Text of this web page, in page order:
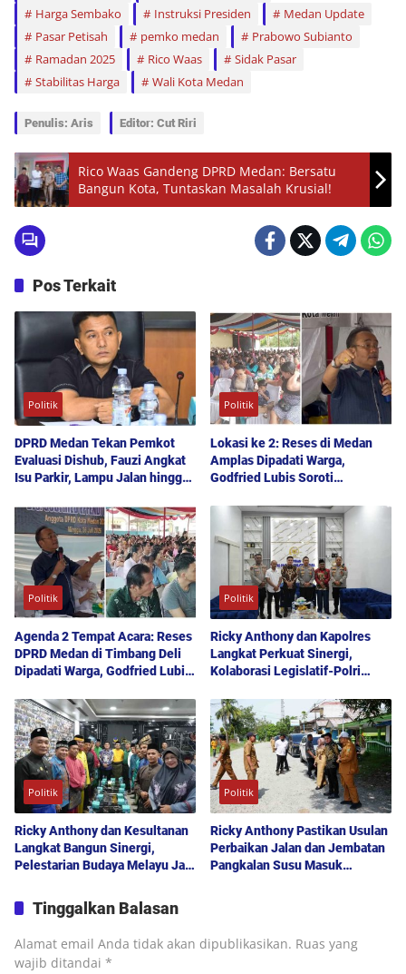
Harga Sembako
Instruksi Presiden
Medan Update
Pasar Petisah
pemko medan
Prabowo Subianto
Ramadan 2025
Rico Waas
Sidak Pasar
Stabilitas Harga
Wali Kota Medan
Penulis: Aris Editor: Cut Riri
Rico Waas Gandeng DPRD Medan: Bersatu
Bangun Kota, Tuntaskan Masalah Krusial!
Pos Terkait
Politik
DPRD Medan Tekan Pemkot
Evaluasi Dishub, Fauzi Angkat
Isu Parkir, Lampu Jalan hingga
Politik
Lokasi ke 2: Reses di Medan
Amplas Dipadati Warga,
Godfried Lubis Soroti
hingga Penyerapan Aspirasi
Publik
Politik
Agenda 2 Tempat Acara: Reses
DPRD Medan di Timbang Deli
Dipadati Warga, Godfried Lubis
hingga Layanan UHC
Politik
Ricky Anthony dan Kapolres
Langkat Perkuat Sinergi,
Kolaborasi Legislatif-Polri
Kondusif
Politik
Ricky Anthony dan Kesultanan
Langkat Bangun Sinergi,
Pelestarian Budaya Melayu Jadi
Politik
Ricky Anthony Pastikan Usulan
Perbaikan Jalan dan Jembatan
Pangkalan Susu Masuk
Tinggalkan Balasan
Alamat email Anda tidak akan dipublikasikan. Ruas yang
wajib ditandai *